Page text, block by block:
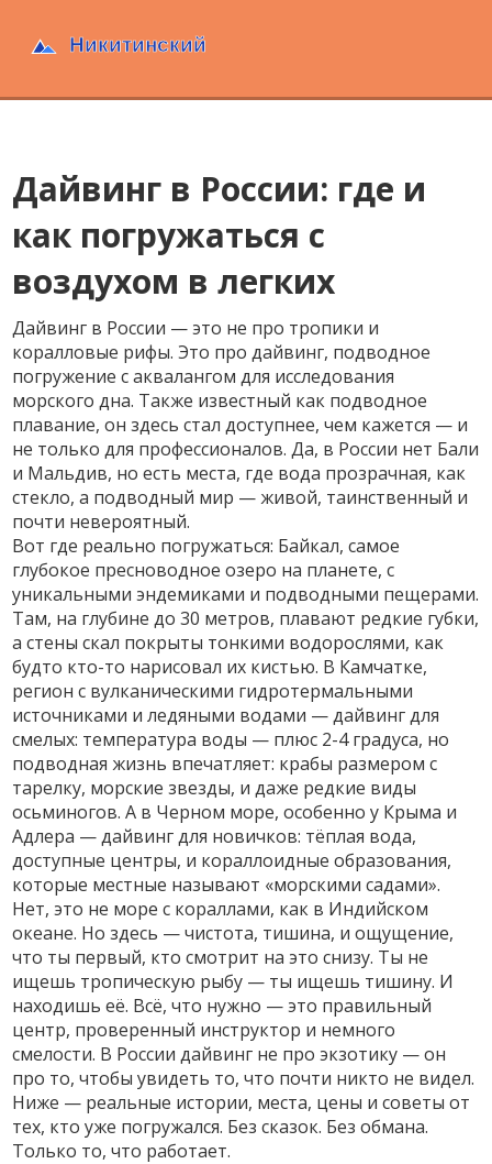
Дайвинг в России: где и
как погружаться с
воздухом в легких
Дайвинг в России — это не про тропики и
коралловые рифы. Это продайвинг, подводное
погружение с аквалангом для исследования
морского дна. Также известный как подводное
плавание, он здесь стал доступнее, чем кажется — и
не только для профессионалов. Да, в России нет Бали
и Мальдив, но есть места, где вода прозрачная, как
стекло, а подводный мир — живой, таинственный и
почти невероятный.
Вот где реально погружаться: Байкал,самое
глубокое пресноводное озеро на планете, с
уникальными эндемиками и подводными пещерами.
Там, на глубине до 30 метров, плавают редкие губки,
а стены скал покрыты тонкими водорослями, как
будто кто-то нарисовал их кистью. В Камчатке,
регион с вулканическими гидротермальными
источниками и ледяными водами — дайвинг для
смелых: температура воды — плюс 2-4 градуса, но
подводная жизнь впечатляет: крабы размером с
тарелку, морские звезды, и даже редкие виды
осьминогов. А в Черном море,особенно у Крыма и
Адлера — дайвинг для новичков: тёплая вода,
доступные центры, и кораллоидные образования,
которые местные называют «морскими садами».
Нет, это не море с кораллами, как в Индийском
океане. Но здесь — чистота, тишина, и ощущение,
что ты первый, кто смотрит на это снизу. Ты не
ищешь тропическую рыбу — ты ищешь тишину. И
находишь её. Всё, что нужно — это правильный
центр, проверенный инструктор и немного
смелости. В России дайвинг не про экзотику — он
про то, чтобы увидеть то, что почти никто не видел.
Ниже — реальные истории, места, цены и советы от
тех, кто уже погружался. Без сказок. Без обмана.
Только то, что работает.